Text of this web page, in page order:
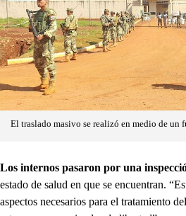
El traslado masivo se realizó en medio de un
Los internos pasaron por una
estado de salud en que se encuentran.
aspectos necesarios para el tratamiento